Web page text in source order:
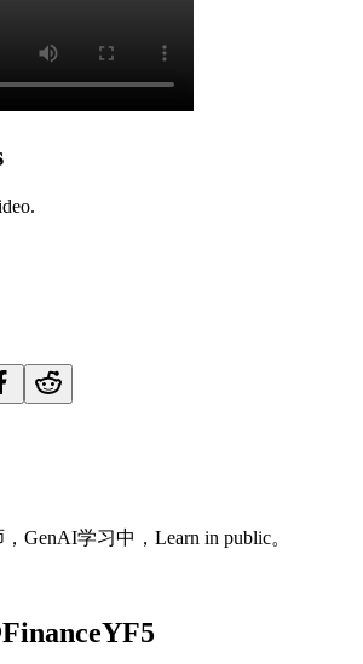
GenAI学习中，Learn in public。